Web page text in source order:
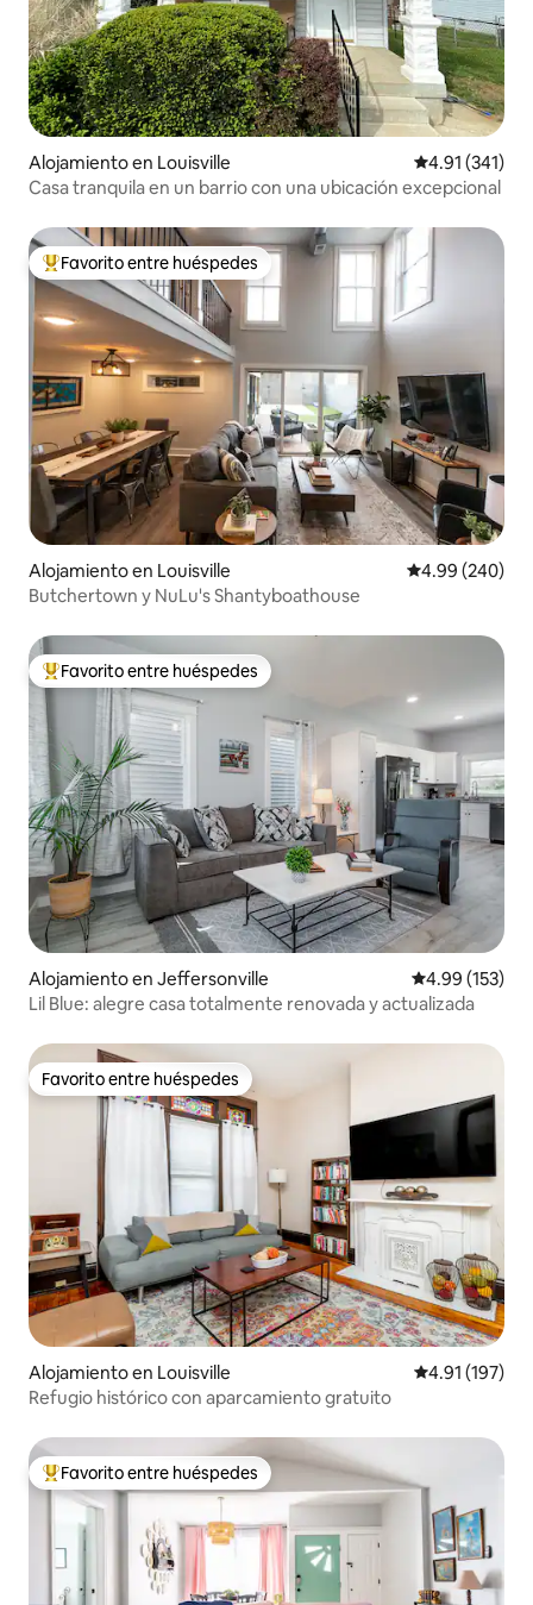
Alojamiento en Louisville Calificación
4.91 (341)
Casa tranquila en un barrio con una ubicación excepcional
Favorito entre huéspedes preferido
Favorito entre huéspedes
Alojamiento en Louisville Calificación
4.99 (240)
Butchertown y NuLu's Shantyboathouse
Favorito entre huéspedes preferido
Favorito entre huéspedes
Alojamiento en Jeffersonville Calificación
4.99 (153)
Lil Blue: alegre casa totalmente renovada y actualizada
Favorito entre huéspedes
Favorito entre huéspedes
Alojamiento en Louisville Calificación
4.91 (197)
Refugio histórico con aparcamiento gratuito
Favorito entre huéspedes preferido
Favorito entre huéspedes